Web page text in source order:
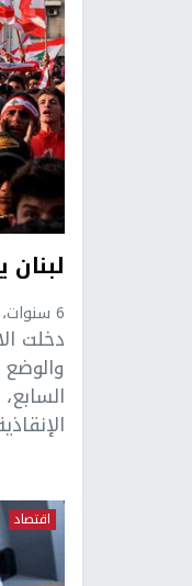
6 سنوات، 9 أشهر ago
دخلت
اقتصاد